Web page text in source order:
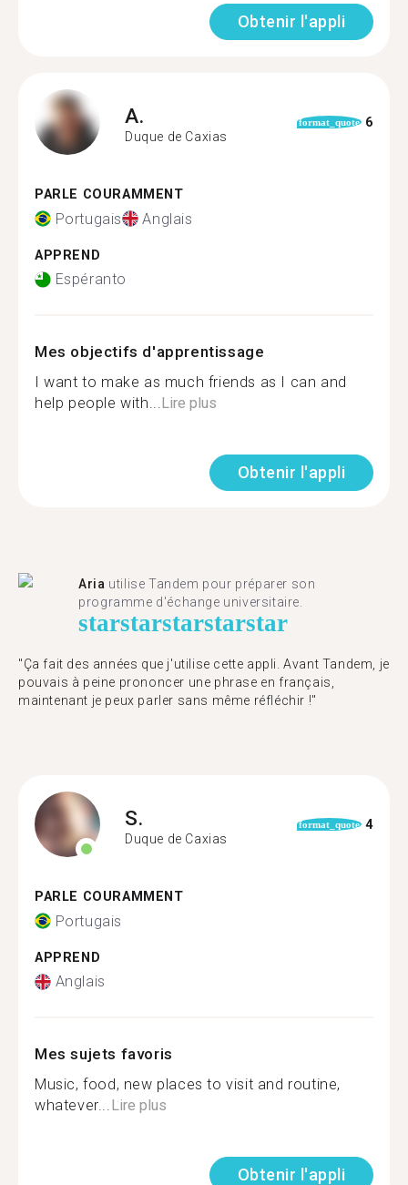
Obtenir l'appli
A.
Duque de Caxias
format_quote 6
PARLE COURAMMENT
Portugais Anglais
APPREND
Espéranto
Mes objectifs d'apprentissage
I want to make as much friends as I can and
help people with...Lire plus
Obtenir l'appli
Aria utilise Tandem pour préparer son
programme d'échange universitaire.
starstarstarstarstar
"Ça fait des années que j'utilise cette appli. Avant Tandem, je
pouvais à peine prononcer une phrase en français,
maintenant je peux parler sans même réfléchir !"
S.
Duque de Caxias
format_quote 4
PARLE COURAMMENT
Portugais
APPREND
Anglais
Mes sujets favoris
Music, food, new places to visit and routine,
whatever...Lire plus
Obtenir l'appli